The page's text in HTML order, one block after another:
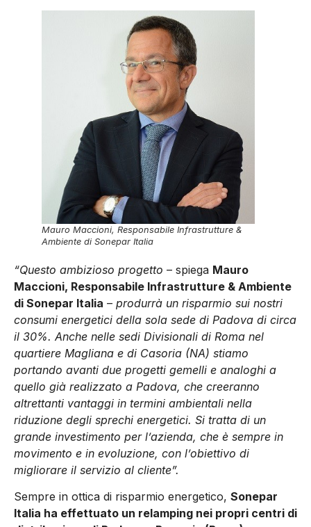
Mauro Maccioni, Responsabile Infrastrutture &
Ambiente di Sonepar Italia
“Questo ambizioso progetto – spiega Mauro
Maccioni, Responsabile Infrastrutture & Ambiente
di Sonepar Italia – produrrà un risparmio sui nostri
consumi energetici della sola sede di Padova di circa
il 30%. Anche nelle sedi Divisionali di Roma nel
quartiere Magliana e di Casoria (NA) stiamo
portando avanti due progetti gemelli e analoghi a
quello già realizzato a Padova, che creeranno
altrettanti vantaggi in termini ambientali nella
riduzione degli sprechi energetici. Si tratta di un
grande investimento per l’azienda, che è sempre in
movimento e in evoluzione, con l’obiettivo di
migliorare il servizio al cliente”.
Sempre in ottica di risparmio energetico, Sonepar
Italia ha effettuato un relamping nei propri centri di